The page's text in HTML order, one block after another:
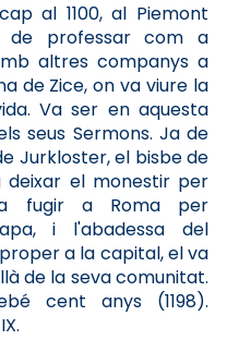
al 1100, al Piemont
de professar com a
altres companys a
de Zice, on va viure la
Va ser en aquesta
seus Sermons. Ja de
Jurkloster, el bisbe de
deixar el monestir per
fugir a Roma per
i l'abadessa del
a la capital, el va
de la seva comunitat.
cent anys (1198).